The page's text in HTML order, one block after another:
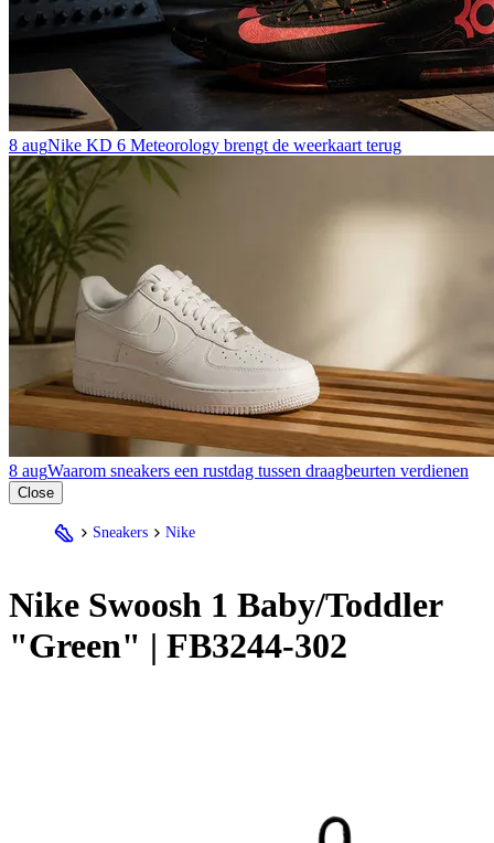
8 augNike KD 6 Meteorology brengt de weerkaart terug
8 augWaarom sneakers een rustdag tussen draagbeurten verdienen
Close
Sneakers Nike
Nike Swoosh 1 Baby/Toddler
"Green" | FB3244-302